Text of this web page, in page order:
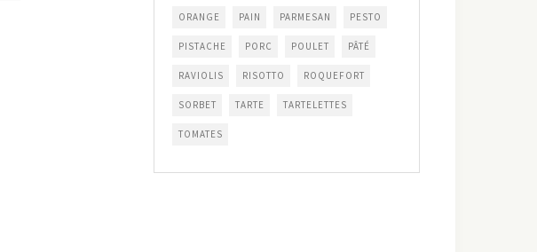
ORANGE PAIN PARMESAN PESTO
PISTACHE PORC POULET PÂTÉ
RAVIOLIS RISOTTO ROQUEFORT
SORBET TARTE TARTELETTES
TOMATES